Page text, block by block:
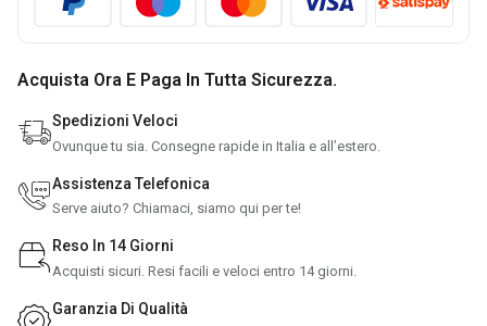
Acquista Ora E Paga In Tutta Sicurezza.
Spedizioni Veloci
Ovunque tu sia. Consegne rapide in Italia e all’estero.
Assistenza Telefonica
Serve aiuto? Chiamaci, siamo qui per te!
Reso In 14 Giorni
Acquisti sicuri. Resi facili e veloci entro 14 giorni.
Garanzia Di Qualità
Per sapere come utilizziamo i cookie visita la pagina
Statistici
Marketing
ACCETTA TUTTI
ACCETTA NECESSARI
ACCETTA SELEZIONATI